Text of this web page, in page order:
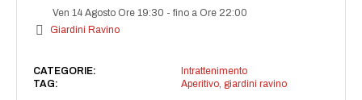
Ven 14 Agosto Ore 19:30 -fino a Ore 22:00
Giardini Ravino
CATEGORIE:
Intrattenimento
TAG:
Aperitivo, giardini ravino